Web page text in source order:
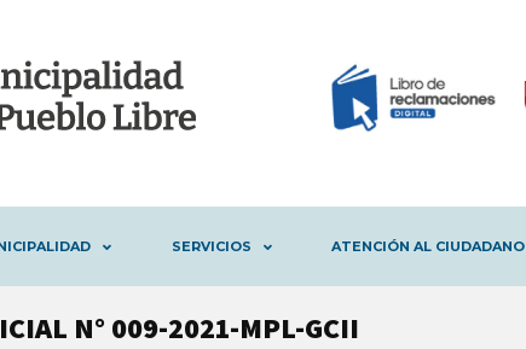
SERVICIOS ATENCIÓN AL CIUDADANO
N° 009-2021-MPL-GCII